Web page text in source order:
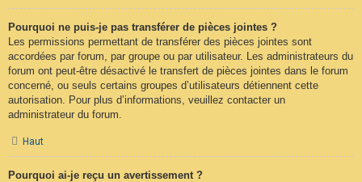
Pourquoi ne puis-je pas transférer de pièces jointes ?
Les permissions permettant de transférer des pièces jointes sont
accordées par forum, par groupe ou par utilisateur. Les administrateurs du
forum ont peut-être désactivé le transfert de pièces jointes dans le forum
concerné, ou seuls certains groupes d’utilisateurs détiennent cette
autorisation. Pour plus d’informations, veuillez contacter un
administrateur du forum.
Haut
Pourquoi ai-je reçu un avertissement ?